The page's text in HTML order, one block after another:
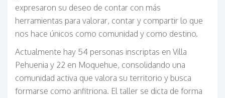
expresaron su deseo de contar con más
herramientas para valorar, contar y compartir lo que
nos hace únicos como comunidad y como destino.
Actualmente hay 54 personas inscriptas en Villa
Pehuenia y 22 en Moquehue, consolidando una
comunidad activa que valora su territorio y busca
formarse como anfitriona. El taller se dicta de forma